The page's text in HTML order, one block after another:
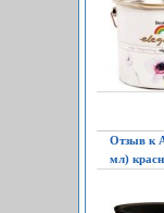
Отзыв к
мл)